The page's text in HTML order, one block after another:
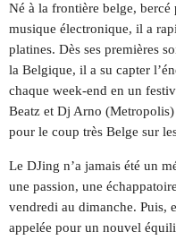
TONTON
LA
6:00 AM -
TONTON
9:00 AM -
CHART
Né à la frontière belge, bercé
musique électronique, il a
platines. Dès ses premières
la Belgique, il a su capter
chaque week-end en un
Beatz et Dj Arno
pour le coup très Belge sur
Le DJing n’a jamais été un
une passion, une
vendredi au dimanche. Puis,
appelée pour un nouvel